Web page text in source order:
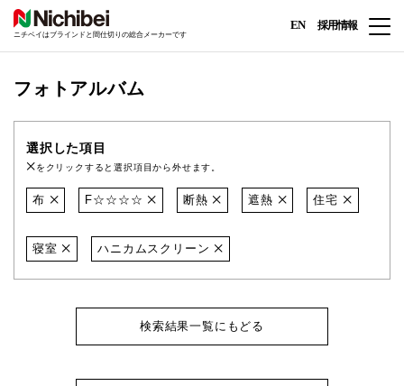
ニチベイはブラインドと間仕切りの総合メーカーです
EN 採用情報
フォトアルバム
選択した項目
をクリックすると選択項目から外せます。
布 F☆☆☆☆ 断熱 遮熱 住宅
寝室 ハニカムスクリーン
検索結果一覧にもどる